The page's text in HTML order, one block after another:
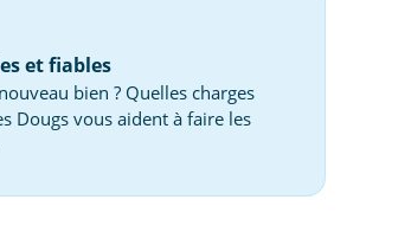
et fiables
bien ? Quelles charges
Dougs vous aident à faire les